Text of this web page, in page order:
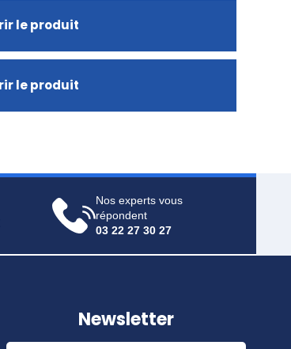
le produit
le produit
Nos experts vous
répondent
03 22 27 30 27
Newsletter